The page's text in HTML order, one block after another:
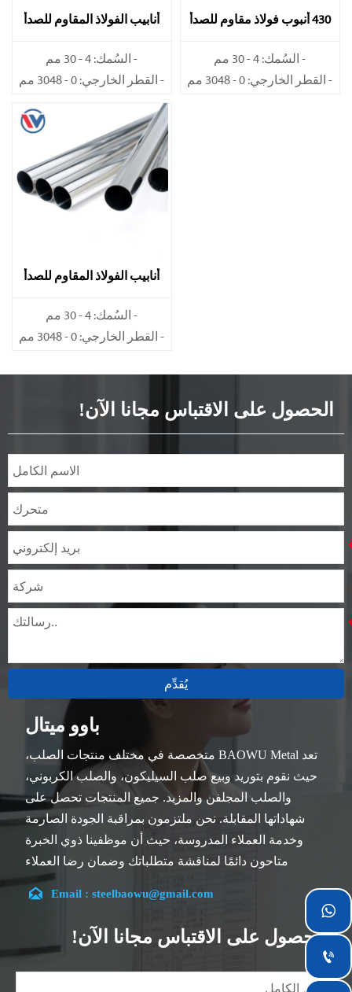
أنابيب الفولاذ المقاوم للصدأ
TP304
- السُمك: 4 - 30 مم
- القطر الخارجي: 0 - 3048 مم
430 أنبوب فولاذ مقاوم للصدأ
430
- السُمك: 4 - 30 مم
- القطر الخارجي: 0 - 3048 مم
أنابيب الفولاذ المقاوم للصدأ
309
- السُمك: 4 - 30 مم
- القطر الخارجي: 0 - 3048 مم
الحصول على الاقتباس مجانا الآن!
يُقدِّم
باوو ميتال
تعد BAOWU Metal متخصصة في مختلف منتجات الصلب،
حيث نقوم بتوريد وبيع صلب السيليكون، والصلب الكربوني،
والصلب المجلفن والمزيد. جميع المنتجات تحصل على
شهاداتها المقابلة. نحن ملتزمون بمراقبة الجودة الصارمة
وخدمة العملاء المدروسة، حيث أن موظفينا ذوي الخبرة
متاحون دائمًا لمناقشة متطلباتك وضمان رضا العملاء
بالكامل.
تقع شركتنا في مدينة ووشي، بمقاطعة جيانغسو، والتي تعد
أكبر مركز لمعالجة الصلب في الصين. يتمتع فريقنا بتخصص
في الصناعة لأكثر من 14 عامًا مع خبرة غنية في مختلف
 Email : steelbaowu@gmail.com
الحصول على الاقتباس مجانا الآن!

